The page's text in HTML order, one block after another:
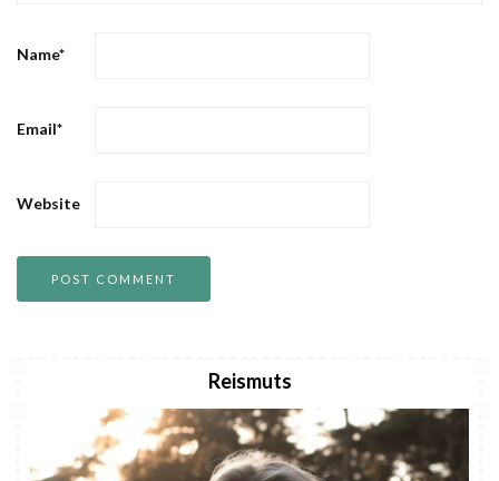
Name*
Email*
Website
Reismuts